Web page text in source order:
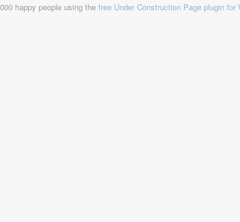
happy people using the free Under Construction Page plugin for